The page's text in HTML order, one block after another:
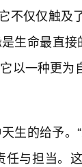
不仅仅触及
生命最直接
以一种更为
生的给予。
与担当。